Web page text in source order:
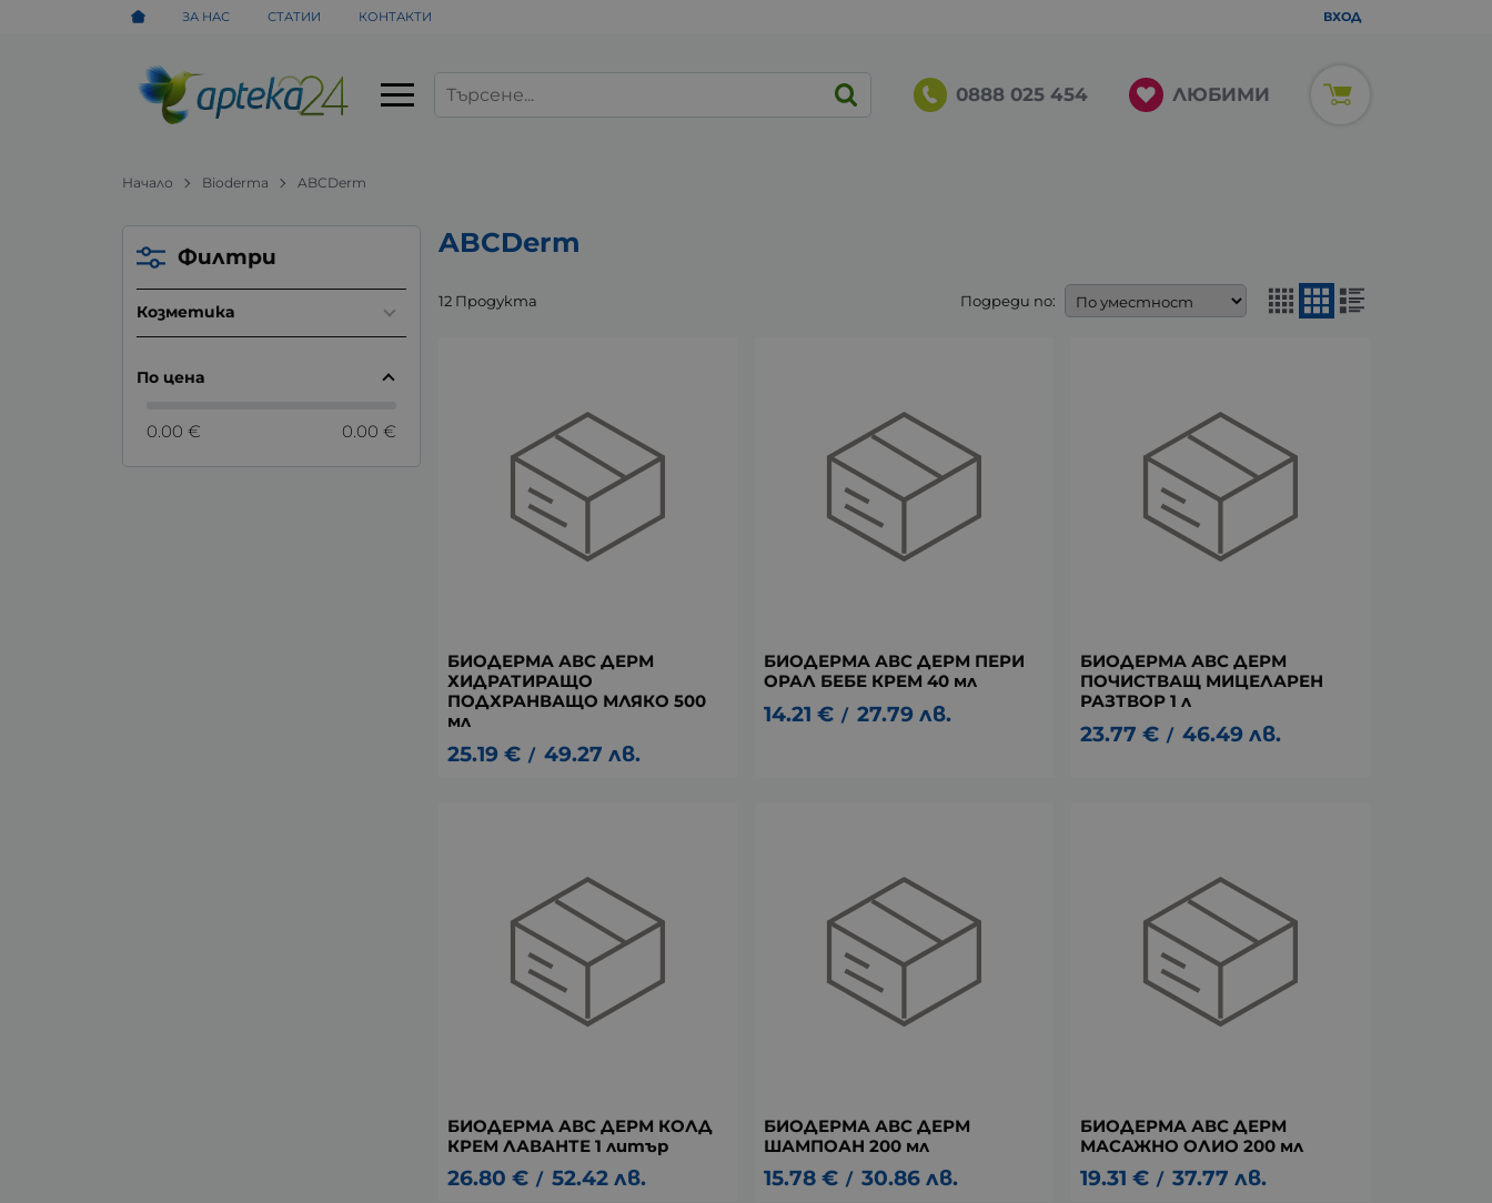
ЗА НАС СТАТИИ КОНТАКТИ ВХОД
0888 025 454 ЛЮБИМИ
Начало Bioderma ABCDerm
ABCDerm
12 Продукта Подреди по:
БИОДЕРМА АВС ДЕРМ
ХИДРАТИРАЩО
ПОДХРАНВАЩО МЛЯКО 500
мл
25.19 € / 49.27 лв.
БИОДЕРМА АВС ДЕРМ ПЕРИ
ОРАЛ БЕБЕ КРЕМ 40 мл
14.21 € / 27.79 лв.
БИОДЕРМА АВС ДЕРМ
ПОЧИСТВАЩ МИЦЕЛАРЕН
РАЗТВОР 1 л
23.77 € / 46.49 лв.
БИОДЕРМА АВС ДЕРМ КОЛД
КРЕМ ЛАВАНТЕ 1 литър
26.80 € / 52.42 лв.
БИОДЕРМА АВС ДЕРМ
ШАМПОАН 200 мл
15.78 € / 30.86 лв.
БИОДЕРМА АВС ДЕРМ
МАСАЖНО ОЛИО 200 мл
19.31 € / 37.77 лв.
Филтри
Козметика
По цена
0.00 € 0.00 €